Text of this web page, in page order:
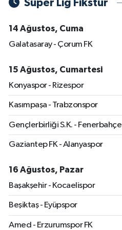
Süper Lig Fikstür
14 Ağustos, Cuma
Galatasaray - Çorum FK
15 Ağustos, Cumartesi
Konyaspor - Rizespor
Kasımpaşa - Trabzonspor
Gençlerbirliği S.K. - Fenerbahçe
Gaziantep FK - Alanyaspor
16 Ağustos, Pazar
Başakşehir - Kocaelispor
Beşiktaş - Eyüpspor
Amed - Erzurumspor FK